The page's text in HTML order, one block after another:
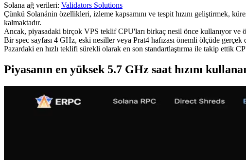
Solana ağ verileri: Validators Solutions
Çünkü Solanánin özellikleri, izleme kapsamını ve tespit hızını geliştirmek,
kalmaktadır.
Ancak, piyasadaki birçok VPS teklif CPU'ları birkaç nesil önce kullanıyor ve
Bir spec sayfası 4 GHz, eski nesiller veya Prat4 hafızası önemli ölçüde gerçek
Pazardaki en hızlı teklifi sürekli olarak en son standartlaştırma ile takip ettik
Piyasanın en yüksek 5.7 GHz saat hızını